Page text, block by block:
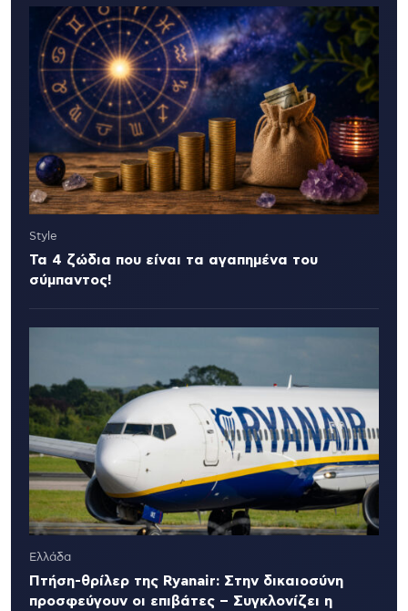
Style
Τα 4 ζώδια που είναι τα αγαπημένα του
σύμπαντος!
Ελλάδα
Πτήση-θρίλερ της Ryanair: Στην δικαιοσύνη
προσφεύγουν οι επιβάτες – Συγκλονίζει η